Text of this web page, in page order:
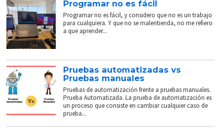
Programar no es fácil
Programar no es fácil, y considero que no es un trabajo
para cualquiera. Y que no se malentienda, no me refiero
a que aprender...
Pruebas automatizadas vs
Pruebas manuales
Pruebas de automatización frente a pruebas manuales.
Prueba Automatizada. La prueba de automatización es
un proceso que consiste en cambiar cualquier caso de
prueba...